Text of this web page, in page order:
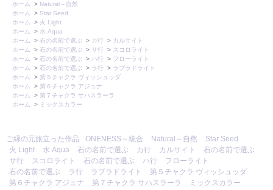
ホーム
> Natural～自然
ホーム
> Star Seed
ホーム
> 火 Light
ホーム
> 水 Aqua
ホーム
> 石の名前で選ぶ > カ行 > カルサイト
ホーム
> 石の名前で選ぶ > サ行 > スコロライト
ホーム
> 石の名前で選ぶ > ハ行 > フローライト
ホーム
> 石の名前で選ぶ > ラ行 > ラブラドライト
ホーム
> 第５チャクラ ヴィッシュッダ
ホーム
> 第６チャクラ アジュナ
ホーム
> 第７チャクラ サハスラーラ
ホーム
> ミックスカラー
ご縁の元旅立った作品 ONENESS～統合 Natural～自然
Star Seed
火 Light
水 Aqua 石の名前で選ぶ カ行 カルサイト
石の名前で選ぶ
サ行
スコロライト 石の名前で選ぶ ハ行
フローライト
石の名前で選ぶ
ラ行 ラブラドライト
第５チャクラ ヴィッシュッダ
第６チャクラ アジュナ
第７チャクラ サハスラーラ ミックスカラー